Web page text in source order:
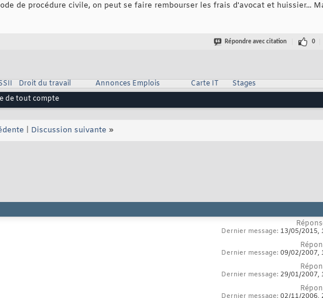
de procédure civile, on peut se faire rembourser les frais d'avocat et huissier...
Répondre avec citation 0
Droit du travail Annonces Emplois Carte IT
Stages
de tout compte
Discussion suivante »
Dernier message: 13/05/2015,
Dernier message: 09/02/2007,
Dernier message: 29/01/2007,